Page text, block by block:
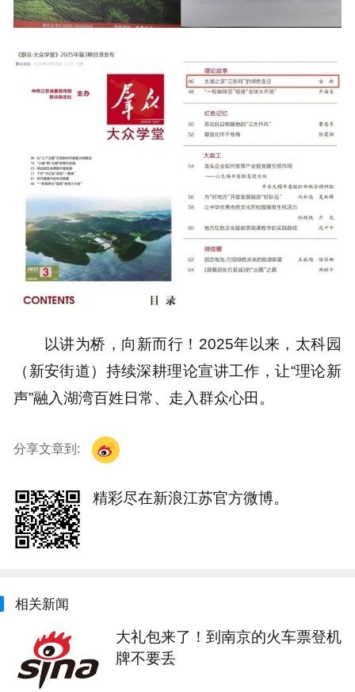
以讲为桥，向新而行！2025年以来，太科园
（新安街道）持续深耕理论宣讲工作，让“理论新
声”融入湖湾百姓日常、走入群众心田。
分享文章到:
精彩尽在新浪江苏官方微博。
相关新闻
大礼包来了！到南京的火车票登机
牌不要丢